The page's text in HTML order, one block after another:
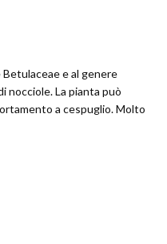
e al genere
nocciole. La pianta può
a cespuglio. Molto